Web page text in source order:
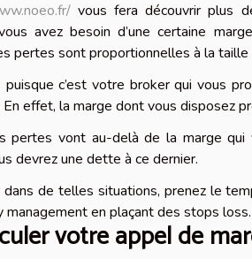
vous fera découvrir plus
avez besoin d’une certaine
pertes sont proportionnelles à la taille
c’est votre broker qui vous
effet, la marge dont vous disposez
pertes vont au-delà de la marge
devrez une dette à ce dernier.
de telles situations, prenez le
en plaçant des stops loss.
votre appel de